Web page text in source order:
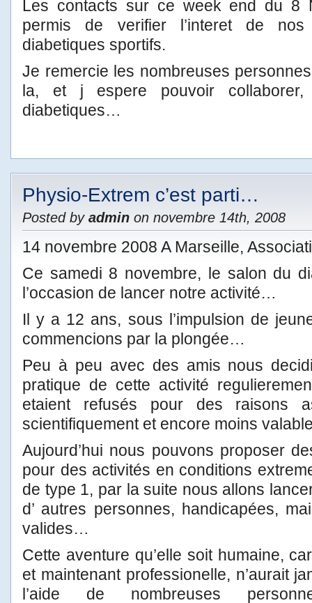
Les contacts sur ce week end du 8
permis de verifier l’interet de
diabetiques sportifs.
Je remercie les nombreuses
la, et j espere pouvoir collaborer,
diabetiques…
Physio-Extrem c’est parti…
Posted by admin on novembre 14th, 2008
14 novembre 2008 A Marseille,
Ce samedi 8 novembre, le salon du
l’occasion de lancer notre activité…
Il y a 12 ans, sous l’impulsion de
commencions par la plongée…
Peu à peu avec des amis nous
pratique de cette activité
etaient refusés pour des raisons
scientifiquement et encore moins
Aujourd’hui nous pouvons proposer
pour des activités en conditions
de type 1, par la suite nous allons
d’ autres personnes, handicapées,
valides…
Cette aventure qu’elle soit humaine,
et maintenant professionelle, n’aurait
l’aide de nombreuses